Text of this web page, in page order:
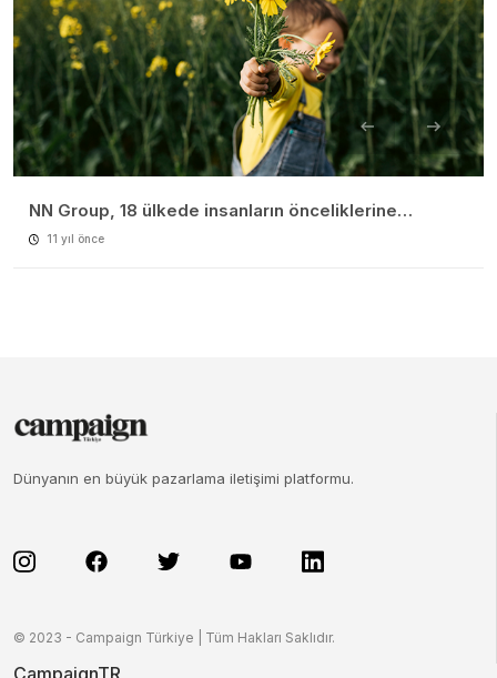
NN Group, 18 ülkede insanların önceliklerine…
11 yıl önce
Dünyanın en büyük pazarlama iletişimi platformu.
© 2023 - Campaign Türkiye | Tüm Hakları Saklıdır.